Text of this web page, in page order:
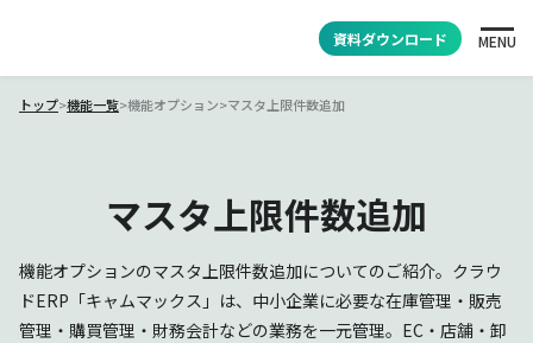
資料ダウンロード MENU
トップ>機能一覧>機能オプション>マスタ上限件数追加
マスタ上限件数追加
機能オプションのマスタ上限件数追加についてのご紹介。クラウ
ドERP「キャムマックス」は、中小企業に必要な在庫管理・販売
管理・購買管理・財務会計などの業務を一元管理。EC・店舗・卸